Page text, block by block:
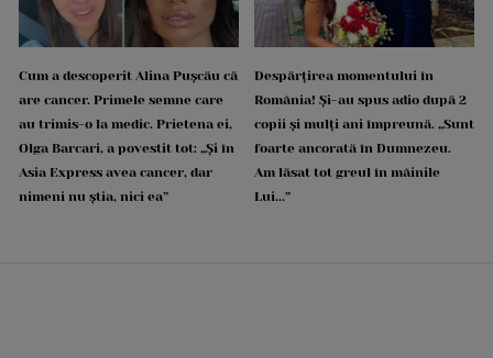
Cum a descoperit Alina Pușcău că
are cancer. Primele semne care
au trimis-o la medic. Prietena ei,
Olga Barcari, a povestit tot: „Și în
Asia Express avea cancer, dar
nimeni nu știa, nici ea”
Despărțirea momentului în
România! Și-au spus adio după 2
copii și mulți ani împreună. „Sunt
foarte ancorată în Dumnezeu.
Am lăsat tot greul în mâinile
Lui...”